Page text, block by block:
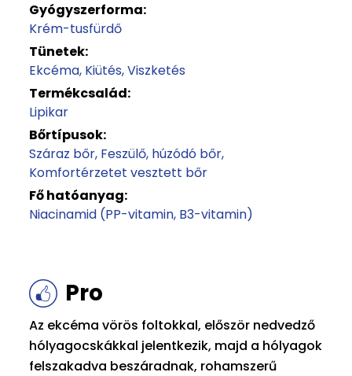
Gyógyszerforma:
Krém-tusfürdő
Tünetek:
Ekcéma Kiütés Viszketés
Termékcsalád:
Lipikar
Bőrtípusok:
Száraz bőr Feszülő, húzódó bőr
Komfortérzetet vesztett bőr
Fő hatóanyag:
Niacinamid (PP-vitamin, B3-vitamin)
Pro
Az ekcéma vörös foltokkal, először nedvedző
hólyagocskákkal jelentkezik, majd a hólyagok
felszakadva beszáradnak, rohamszerű